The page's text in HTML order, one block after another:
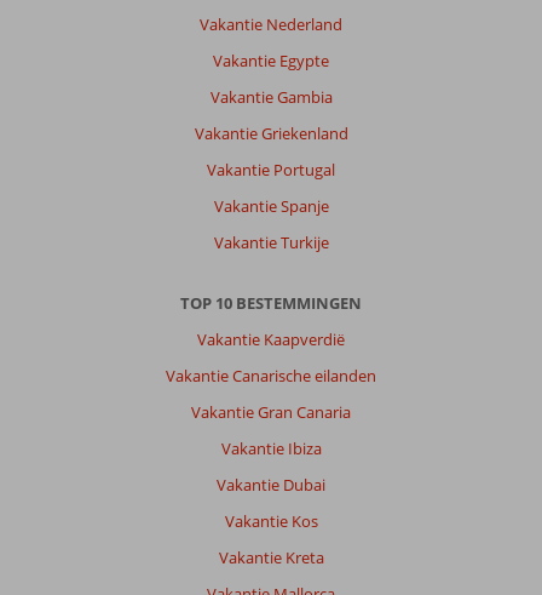
Vakantie Nederland
Vakantie Egypte
Vakantie Gambia
Vakantie Griekenland
Vakantie Portugal
Vakantie Spanje
Vakantie Turkije
TOP 10 BESTEMMINGEN
Vakantie Kaapverdië
Vakantie Canarische eilanden
Vakantie Gran Canaria
Vakantie Ibiza
Vakantie Dubai
Vakantie Kos
Vakantie Kreta